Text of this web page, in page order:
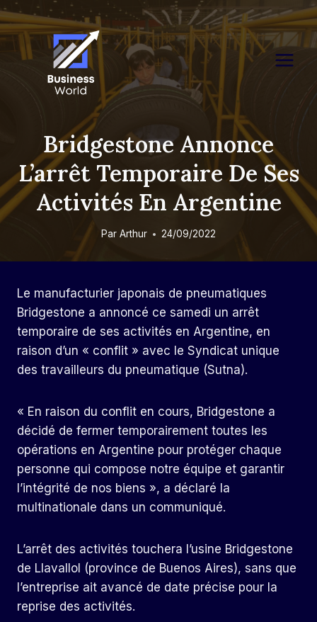
Skip
to
content
Bridgestone Annonce
L’arrêt Temporaire De Ses
Activités En Argentine
Par Arthur 24/09/2022
Le manufacturier japonais de pneumatiques
Bridgestone a annoncé ce samedi un arrêt
temporaire de ses activités en Argentine, en
raison d’un « conflit » avec le Syndicat unique
des travailleurs du pneumatique (Sutna).
« En raison du conflit en cours, Bridgestone a
décidé de fermer temporairement toutes les
opérations en Argentine pour protéger chaque
personne qui compose notre équipe et garantir
l’intégrité de nos biens », a déclaré la
multinationale dans un communiqué.
L’arrêt des activités touchera l’usine Bridgestone
de Llavallol (province de Buenos Aires), sans que
l’entreprise ait avancé de date précise pour la
reprise des activités.